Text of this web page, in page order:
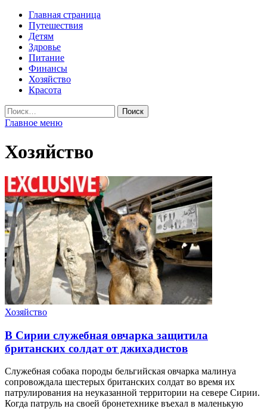
Главная страница
Путешествия
Детям
Здровье
Питание
Финансы
Хозяйство
Красота
Найти:
Главное меню
Хозяйство
Хозяйство
В Сирии служебная овчарка защитила
британских солдат от джихадистов
Служебная собака породы бельгийская овчарка малинуа
сопровождала шестерых британских солдат во время их
патрулирования на неуказанной территории на севере Сирии.
Когда патруль на своей бронетехнике въехал в маленькую